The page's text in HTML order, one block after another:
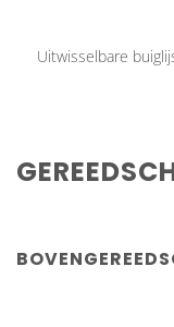
Uitwisselbare